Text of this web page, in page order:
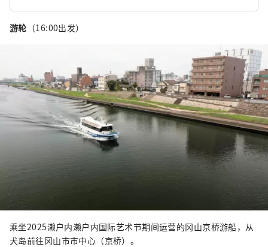
游轮 （16:00出发）
乘坐2025濑户内濑户内国际艺术节期间运营的冈山京桥游船，从
犬岛前往冈山市市中心（京桥）。